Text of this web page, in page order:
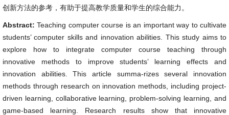
创新方法的参考，有助于提高教学质量和学生的综合能力。
Abstract:Teaching computer course is an important way to cultivate
students’ computer skills and innovation abilities. This study aims to
explore how to integrate computer course teaching through
innovative methods to improve students’ learning effects and
innovation abilities. This article summa-rizes several innovation
methods through research on innovation methods, including project-
driven learning, collaborative learning, problem-solving learning, and
game-based learning. Research results show that innovative